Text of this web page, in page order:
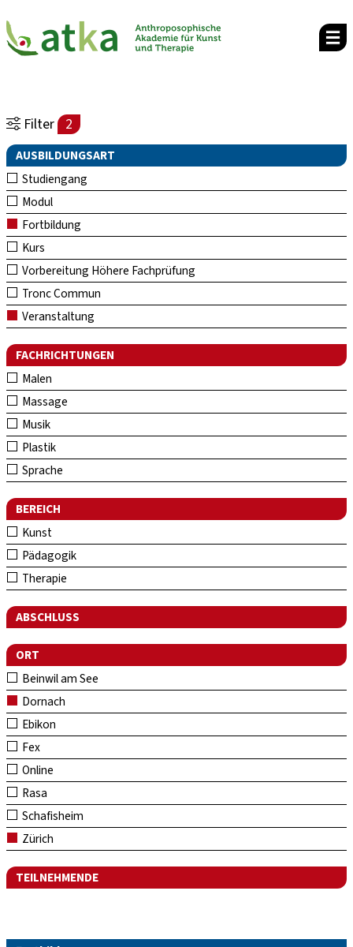
Filter 2
AUSBILDUNGSART
Studiengang
Modul
Fortbildung
Kurs
Vorbereitung Höhere Fachprüfung
Tronc Commun
Veranstaltung
FACHRICHTUNGEN
Malen
Massage
Musik
Plastik
Sprache
BEREICH
Kunst
Pädagogik
Therapie
ABSCHLUSS
ORT
Beinwil am See
Dornach
Ebikon
Fex
Online
Rasa
Schafisheim
Zürich
TEILNEHMENDE